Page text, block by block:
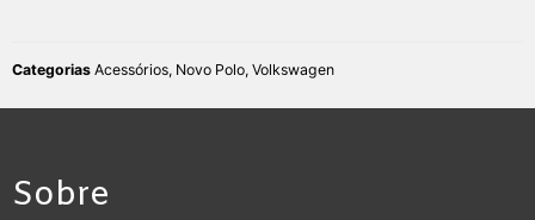
Categorias Acessórios, Novo Polo, Volkswagen
Sobre